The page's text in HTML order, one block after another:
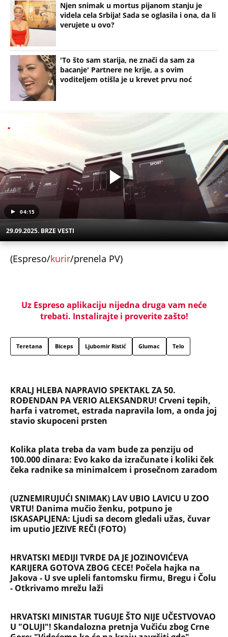
Njen snimak u mortus pijanom stanju je
videla cela Srbija! Sada se oglasila i ona, da li
verujete u ovo?
'To što sam starija, ne znači da sam za
bacanje' Partnere ne krije, a s ovim
voditeljem otišla je u krevet prvu noć
04:15
29.09.2025. BRZE VESTI
(Espreso/kurir/prenela PV)
Uz Espreso aplikaciju nijedna druga vam neće
trebati. Instalirajte i proverite zašto!
Teretana Biceps Ljubomir Ristić Glumac Telo
KRALJ HLEBA NAPRAVIO SPEKTAKL ZA 50.
ROĐENDAN PA VERIO ALEKSANDRU! Crveni tepih,
harfa i vatromet, estrada napravila lom, a onda joj
stavio skupoceni prsten
Kolika plata treba da vam bude za penziju od
100.000 dinara: Evo kako da izračunate i koliki ček
čeka radnike sa minimalcem i prosečnom zaradom
(UZNEMIRUJUĆI SNIMAK) LAV UBIO LAVICU U ZOO
VRTU! Danima mučio ženku, potpuno je
ISKASAPLJENA: Ljudi sa decom gledali užas, čuvar
im uputio JEZIVE REČI (FOTO)
HRVATSKI MEDIJI TVRDE DA JE JOZINOVIĆEVA
KARIJERA GOTOVA ZBOG CECE! Počela hajka na
Jakova - U sve upleli fantomsku firmu, Bregu i Čolu
- Otkrivamo mrežu laži
HRVATSKI MINISTAR TUGUJE ŠTO NIJE UČESTVOVAO
U "OLUJI"! Skandalozna pretnja Vučiću zbog Crne